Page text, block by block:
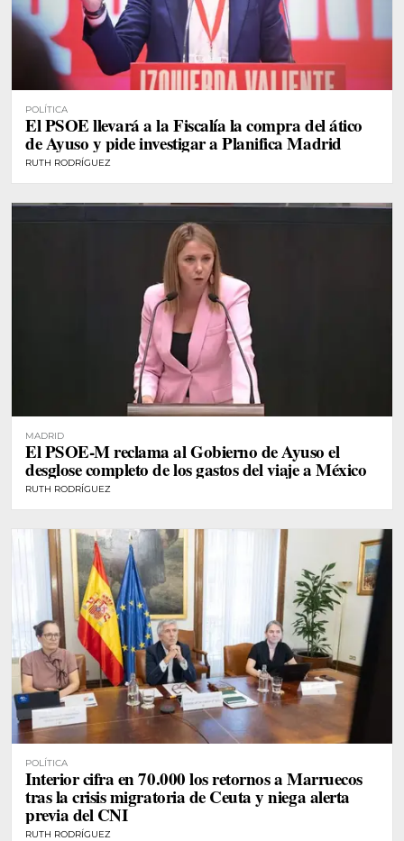
POLÍTICA
El PSOE llevará a la Fiscalía la compra del ático
de Ayuso y pide investigar a Planifica Madrid
RUTH RODRÍGUEZ
MADRID
El PSOE-M reclama al Gobierno de Ayuso el
desglose completo de los gastos del viaje a México
RUTH RODRÍGUEZ
POLÍTICA
Interior cifra en 70.000 los retornos a Marruecos
tras la crisis migratoria de Ceuta y niega alerta
previa del CNI
RUTH RODRÍGUEZ